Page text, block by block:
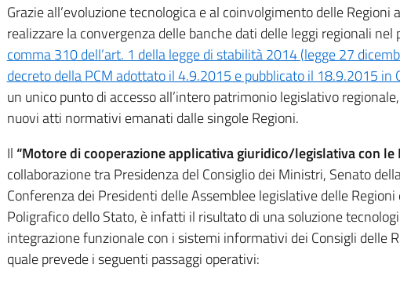
Grazie all’evoluzione tecnologica e al coinvolgimento delle
realizzare la convergenza delle banche dati delle leggi regionali
comma 310 dell’art. 1 della legge di stabilità 2014 (legge 27
decreto della PCM adottato il 4.9.2015 e pubblicato il 18.9.2015 in
un unico punto di accesso all’intero patrimonio legislativo
nuovi atti normativi emanati dalle singole Regioni.
Il “Motore di cooperazione applicativa giuridico/legislativa con le
collaborazione tra Presidenza del Consiglio dei Ministri, Senato
Conferenza dei Presidenti delle Assemblee legislative delle
Poligrafico dello Stato, è infatti il risultato di una soluzione
integrazione funzionale con i sistemi informativi dei Consigli delle
quale prevede i seguenti passaggi operativi: